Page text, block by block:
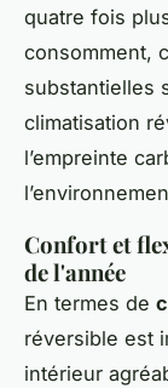
quatre fois
consomment,
substantielles
climatisation
l’empreinte
Confort et
de l'année
En termes de
réversible est
intérieur